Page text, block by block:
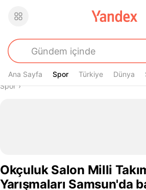
Ana Sayfa Spor
Spor Türkiye Dünya
Buradasın
Spor›
Okçuluk Salon Milli
Yarışmaları Samsun'da